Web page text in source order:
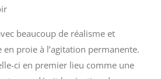
beaucoup de réalisme et
en proie à l’agitation permanente.
ci en premier lieu comme une